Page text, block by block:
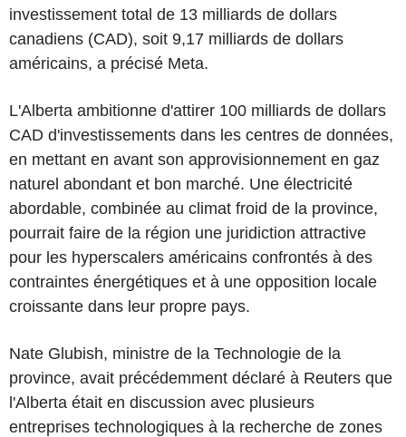
investissement total de 13 milliards de dollars
canadiens (CAD), soit 9,17 milliards de dollars
américains, a précisé Meta.
L'Alberta ambitionne d'attirer 100 milliards de dollars
CAD d'investissements dans les centres de données,
en mettant en avant son approvisionnement en gaz
naturel abondant et bon marché. Une électricité
abordable, combinée au climat froid de la province,
pourrait faire de la région une juridiction attractive
pour les hyperscalers américains confrontés à des
contraintes énergétiques et à une opposition locale
croissante dans leur propre pays.
Nate Glubish, ministre de la Technologie de la
province, avait précédemment déclaré à Reuters que
l'Alberta était en discussion avec plusieurs
entreprises technologiques à la recherche de zones